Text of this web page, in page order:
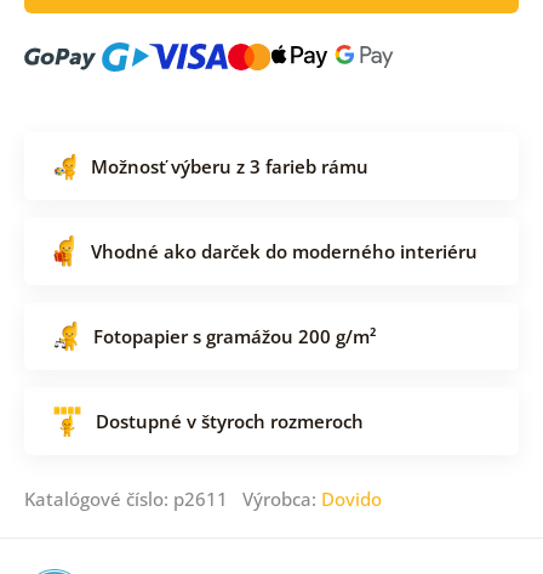
Možnosť výberu z 3 farieb rámu
Vhodné ako darček do moderného interiéru
Fotopapier s gramážou 200 g/m²
Dostupné v štyroch rozmeroch
Katalógové číslo: p2611 Výrobca: Dovido